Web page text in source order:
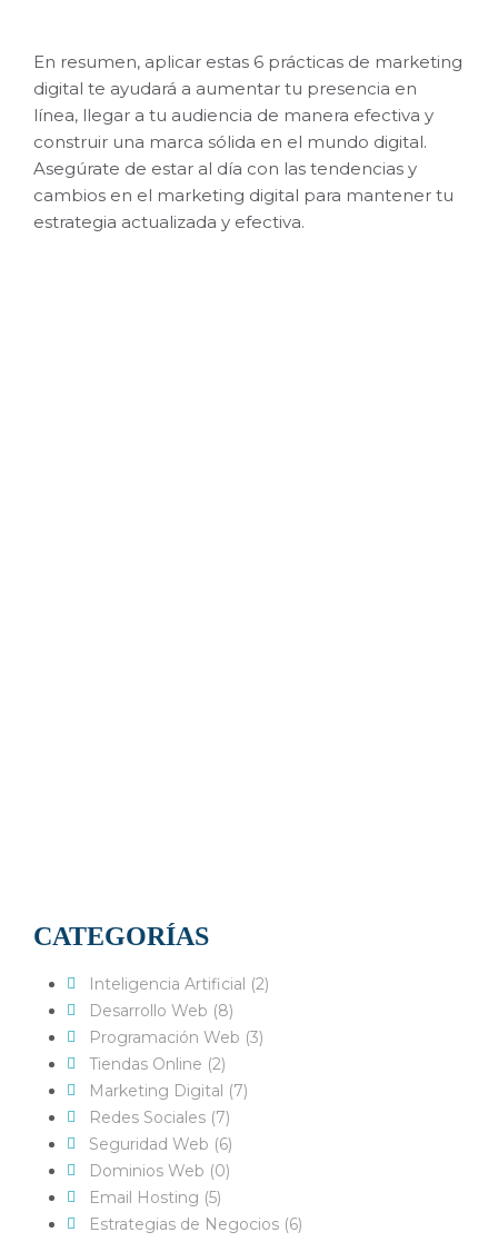
En resumen, aplicar estas 6 prácticas de marketing
digital te ayudará a aumentar tu presencia en
línea, llegar a tu audiencia de manera efectiva y
construir una marca sólida en el mundo digital.
Asegúrate de estar al día con las tendencias y
cambios en el marketing digital para mantener tu
estrategia actualizada y efectiva.
CATEGORÍAS
Inteligencia Artificial (2)
Desarrollo Web (8)
Programación Web (3)
Tiendas Online (2)
Marketing Digital (7)
Redes Sociales (7)
Seguridad Web (6)
Dominios Web (0)
Email Hosting (5)
Estrategias de Negocios (6)